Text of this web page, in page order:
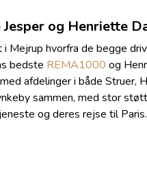
og Henriette
Mejrup hvorfra de begge
bedste REMA1000 og
med afdelinger i både Struer,
sammen, med stor
og deres rejse til Paris.